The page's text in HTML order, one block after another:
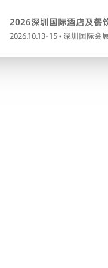
2026深圳国际酒店及餐
2026.10.13-15 • 深圳国际会